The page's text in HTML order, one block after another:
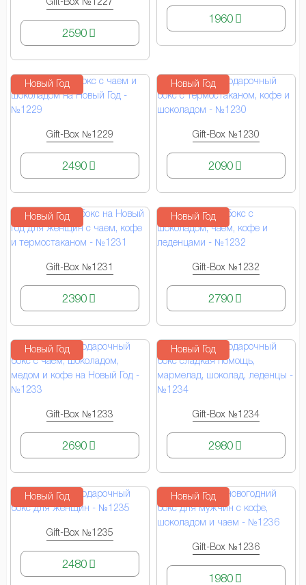
Gift-Box №1227
КУПИТЬ
2590
1960
Новый Год
Gift-Box №1229
КУПИТЬ
2490
Новый Год
Gift-Box №1230
КУПИТЬ
2090
Новый Год
Gift-Box №1231
КУПИТЬ
2390
Новый Год
Gift-Box №1232
КУПИТЬ
2790
Новый Год
Gift-Box №1233
КУПИТЬ
2690
Новый Год
Gift-Box №1234
КУПИТЬ
2980
Новый Год
Gift-Box №1235
КУПИТЬ
2480
Новый Год
Gift-Box №1236
КУПИТЬ
1980